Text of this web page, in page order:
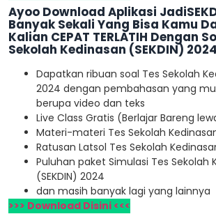
Ayoo Download Aplikasi
Banyak Sekali Yang Bisa Kamu
Kalian CEPAT TERLATIH Dengan
Sekolah Kedinasan (SEKDIN)
Dapatkan ribuan soal Tes Sekolah
2024 dengan pembahasan yang
berupa video dan teks
Live Class Gratis (Berlajar Bareng
Materi-materi Tes Sekolah
Ratusan Latsol Tes Sekolah
Puluhan paket Simulasi Tes Sekolah
(SEKDIN) 2024
dan masih banyak lagi yang lainnya
>>> Download Disini <<<